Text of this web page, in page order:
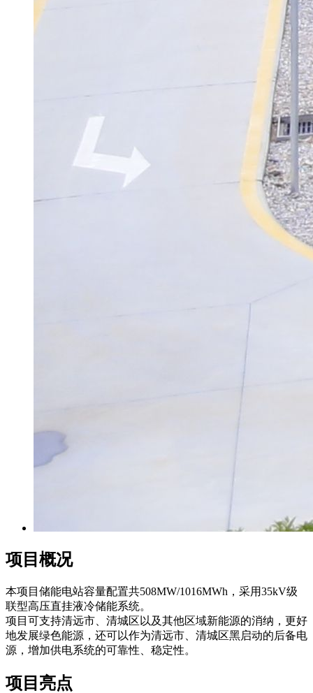
项目概况
本项目储能电站容量配置共508MW/1016MWh，采用35kV级
联型高压直挂液冷储能系统。
项目可支持清远市、清城区以及其他区域新能源的消纳，更好
地发展绿色能源，还可以作为清远市、清城区黑启动的后备电
源，增加供电系统的可靠性、稳定性。
项目亮点